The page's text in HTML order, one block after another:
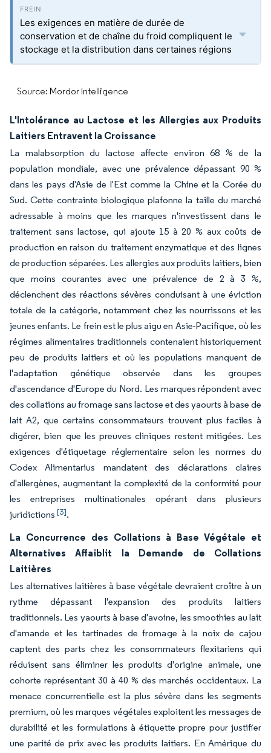
Les exigences en matière de durée de
conservation et de chaîne du froid compliquent le
stockage et la distribution dans certaines régions
Source: Mordor Intelligence
L'Intolérance au Lactose et les Allergies aux Produits
Laitiers Entravent la Croissance
La malabsorption du lactose affecte environ 68 % de la
population mondiale, avec une prévalence dépassant 90 %
dans les pays d'Asie de l'Est comme la Chine et la Corée du
Sud. Cette contrainte biologique plafonne la taille du marché
adressable à moins que les marques n'investissent dans le
traitement sans lactose, qui ajoute 15 à 20 % aux coûts de
production en raison du traitement enzymatique et des lignes
de production séparées. Les allergies aux produits laitiers, bien
que moins courantes avec une prévalence de 2 à 3 %,
déclenchent des réactions sévères conduisant à une éviction
totale de la catégorie, notamment chez les nourrissons et les
jeunes enfants. Le frein est le plus aigu en Asie-Pacifique, où les
régimes alimentaires traditionnels contenaient historiquement
peu de produits laitiers et où les populations manquent de
l'adaptation génétique observée dans les groupes
d'ascendance d'Europe du Nord. Les marques répondent avec
des collations au fromage sans lactose et des yaourts à base de
lait A2, que certains consommateurs trouvent plus faciles à
digérer, bien que les preuves cliniques restent mitigées. Les
exigences d'étiquetage réglementaire selon les normes du
Codex Alimentarius mandatent des déclarations claires
d'allergènes, augmentant la complexité de la conformité pour
les entreprises multinationales opérant dans plusieurs
juridictions [3].
La Concurrence des Collations à Base Végétale et
Alternatives Affaiblit la Demande de Collations
Laitières
Les alternatives laitières à base végétale devraient croître à un
rythme dépassant l'expansion des produits laitiers
traditionnels. Les yaourts à base d'avoine, les smoothies au lait
d'amande et les tartinades de fromage à la noix de cajou
captent des parts chez les consommateurs flexitariens qui
réduisent sans éliminer les produits d'origine animale, une
cohorte représentant 30 à 40 % des marchés occidentaux. La
menace concurrentielle est la plus sévère dans les segments
premium, où les marques végétales exploitent les messages de
durabilité et les formulations à étiquette propre pour justifier
une parité de prix avec les produits laitiers. En Amérique du